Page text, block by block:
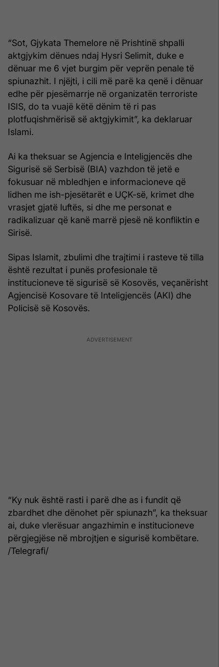
“Sot, Gjykata Themelore në Prishtinë shpalli
aktgjykim dënues ndaj Hysri Selimit, duke e
dënuar me 6 vjet burgim për veprën penale të
spiunazhit. I njëjti, i cili më parë ka qenë i dënuar
edhe për pjesëmarrje në organizatën terroriste
ISIS, do ta vuajë këtë dënim të ri pas
plotfuqishmërisë së aktgjykimit”, ka deklaruar
Islami.
Ai ka theksuar se Agjencia e Inteligjencës dhe
Sigurisë së Serbisë (BIA) vazhdon të jetë e
fokusuar në mbledhjen e informacioneve që
lidhen me ish-pjesëtarët e UÇK-së, krimet dhe
vrasjet gjatë luftës, si dhe me personat e
radikalizuar që kanë marrë pjesë në konfliktin e
Sirisë.
Sipas Islamit, zbulimi dhe trajtimi i rasteve të tilla
është rezultat i punës profesionale të
institucioneve të sigurisë së Kosovës, veçanërisht
Agjencisë Kosovare të Inteligjencës (AKI) dhe
Policisë së Kosovës.
“Ky nuk është rasti i parë dhe as i fundit që
zbardhet dhe dënohet për spiunazh”, ka theksuar
ai, duke vlerësuar angazhimin e institucioneve
përgjegjëse në mbrojtjen e sigurisë kombëtare.
/Telegrafi/